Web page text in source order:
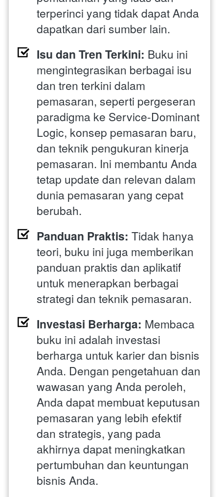
terperinci yang tidak dapat Anda
dapatkan dari sumber lain.
Isu dan Tren Terkini: Buku ini
mengintegrasikan berbagai isu
dan tren terkini dalam
pemasaran, seperti pergeseran
paradigma ke Service-Dominant
Logic, konsep pemasaran baru,
dan teknik pengukuran kinerja
pemasaran. Ini membantu Anda
tetap update dan relevan dalam
dunia pemasaran yang cepat
berubah.
Panduan Praktis: Tidak hanya
teori, buku ini juga memberikan
panduan praktis dan aplikatif
untuk menerapkan berbagai
strategi dan teknik pemasaran.
Investasi Berharga: Membaca
buku ini adalah investasi
berharga untuk karier dan bisnis
Anda. Dengan pengetahuan dan
wawasan yang Anda peroleh,
Anda dapat membuat keputusan
pemasaran yang lebih efektif
dan strategis, yang pada
akhirnya dapat meningkatkan
pertumbuhan dan keuntungan
bisnis Anda.